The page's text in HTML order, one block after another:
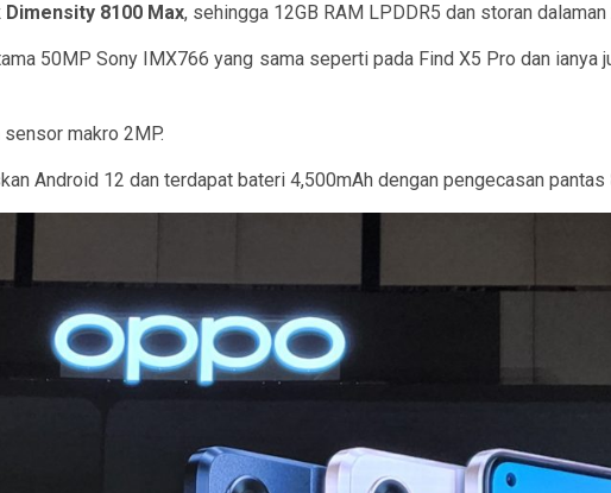
Dimensity 8100 Max, sehingga 12GB RAM LPDDR5 dan storan dalaman
50MP Sony IMX766 yang sama seperti pada Find X5 Pro dan ianya
makro 2MP.
Android 12 dan terdapat bateri 4,500mAh dengan pengecasan pantas